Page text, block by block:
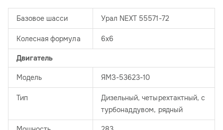
Базовое шасси Урал NEXT 55571-72
Колесная формула 6х6
Двигатель
Модель ЯМЗ-53623-10
Тип
Дизельный, четырехтактный, с
турбонаддувом, рядный